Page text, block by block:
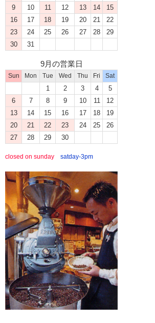
9
10 11 12 13 14
15
16
17 18 19 20 21
22
23
24 25 26 27 28
29
30
31
9月の営業日
Sun Mon Tue Wed Thu Fri Sat
1 2 3 4
5
6
7 8 9 10 11
12
13
14 15 16 17 18
19
20
21 22 23 24 25
26
27
28 29 30
closed on sunday satday-3pm